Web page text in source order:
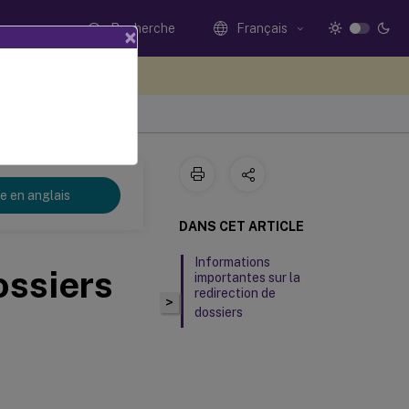
Recherche Français
en anglais
>
DANS CET ARTICLE
Informations
importantes sur la
redirection de
dossiers
×